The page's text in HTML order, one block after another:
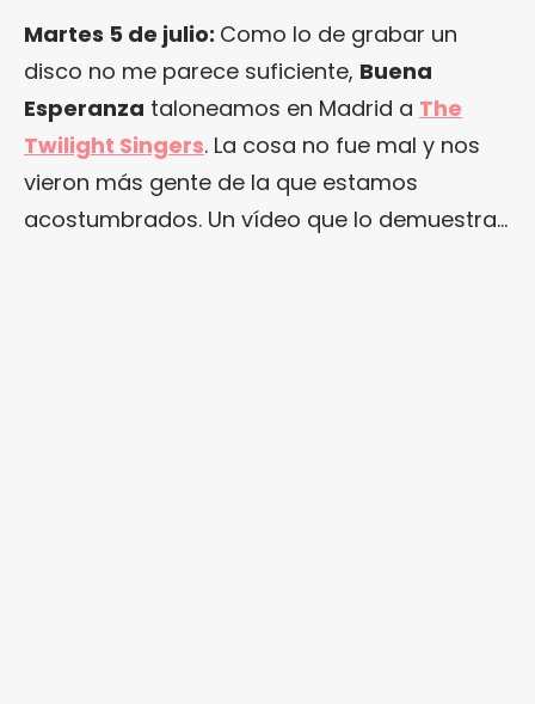
Martes 5 de julio: Como lo de grabar un
disco no me parece suficiente, Buena
Esperanza taloneamos en Madrid a The
Twilight Singers. La cosa no fue mal y nos
vieron más gente de la que estamos
acostumbrados. Un vídeo que lo demuestra…